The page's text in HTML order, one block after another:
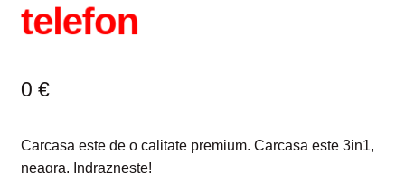
telefon
0 €
Carcasa este de o calitate premium. Carcasa este 3in1,
neagra. Indrazneste!